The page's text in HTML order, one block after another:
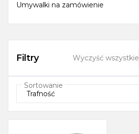
Umywalki na zamówienie
Filtry Wyczyść wszystkie
Sortowanie